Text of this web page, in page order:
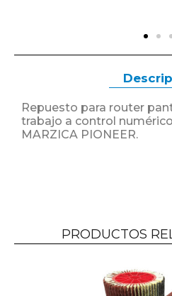
Repuesto para router
trabajo a control
MARZICA PIONEER.
PRODUCTOS